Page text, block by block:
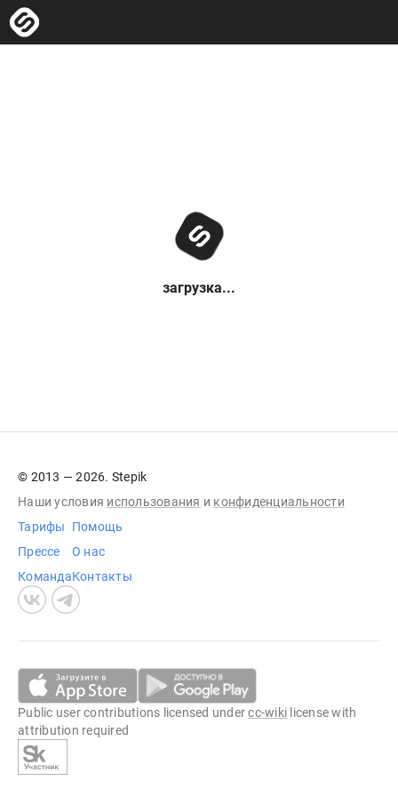
загрузка...
© 2013 — 2026. Stepik
Наши условия использования и конфиденциальности
Тарифы
Прессе
Команда
Помощь
О нас
Контакты
Public user contributions licensed undercc-wiki license with
attribution required